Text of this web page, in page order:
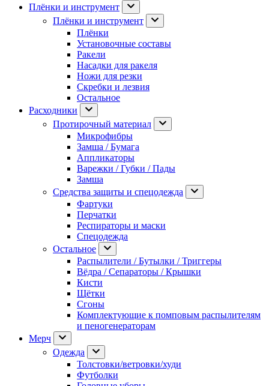
Плёнки и инструмент
Плёнки и инструмент
Плёнки
Установочные составы
Ракели
Насадки для ракеля
Ножи для резки
Скребки и лезвия
Остальное
Расходники
Протирочный материал
Микрофибры
Замша / Бумага
Аппликаторы
Варежки / Губки / Пады
Замша
Средства защиты и спецодежда
Фартуки
Перчатки
Респираторы и маски
Спецодежда
Остальное
Распылители / Бутылки / Триггеры
Вёдра / Сепараторы / Крышки
Кисти
Щётки
Сгоны
Комплектующие к помповым распылителям
и пеногенераторам
Мерч
Одежда
Толстовки/ветровки/худи
Футболки